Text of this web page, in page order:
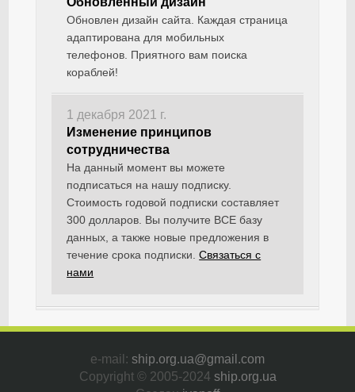
Обновлен дизайн сайта. Каждая страница
адаптирована для мобильных
телефонов. Приятного вам поиска
кораблей!
1 декабря 2021 г.
Изменение принципов
сотрудничества
На данный момент вы можете
подписаться на нашу подписку.
Стоимость годовой подписки составляет
300 долларов. Вы получите ВСЕ базу
данных, а также новые предложения в
течение срока подписки.Связаться с
нами
e-mail: ship.org.ua@gmail.com
Copyright © 2005-2024 ship.org.ua